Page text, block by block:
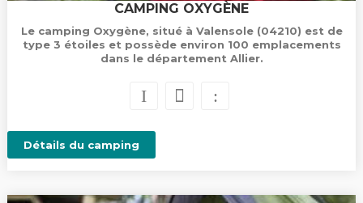
CAMPING OXYGÈNE
Le camping Oxygène, situé à Valensole (04210) est de
type 3 étoiles et possède environ 100 emplacements
dans le département Allier.
Détails du camping